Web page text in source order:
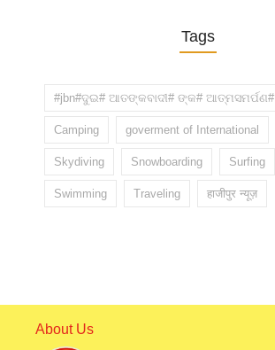
Tags
#jbn#ଦୁଇ# ଆତଙ୍କବାଦୀ# ଙ୍କ# ଆତ୍ମସମର୍ପଣ#
Camping goverment of International
Skydiving Snowboarding Surfing
Swimming Traveling हाजीपुर न्यूज़
About Us